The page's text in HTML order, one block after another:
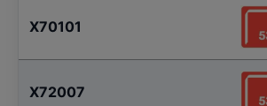
X70101
X72007